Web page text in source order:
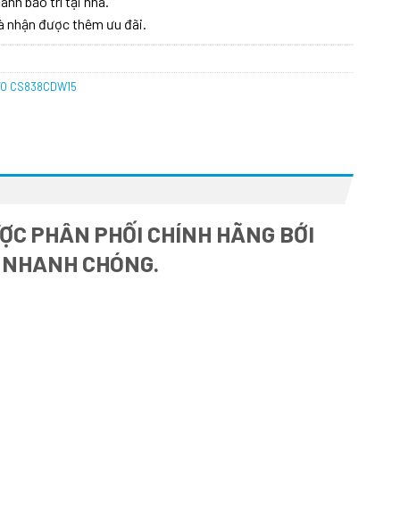
nhận được thêm ưu đãi.
CS838CDW15
PHÂN PHỐI CHÍNH HÃNG BỚI
CHÓNG.